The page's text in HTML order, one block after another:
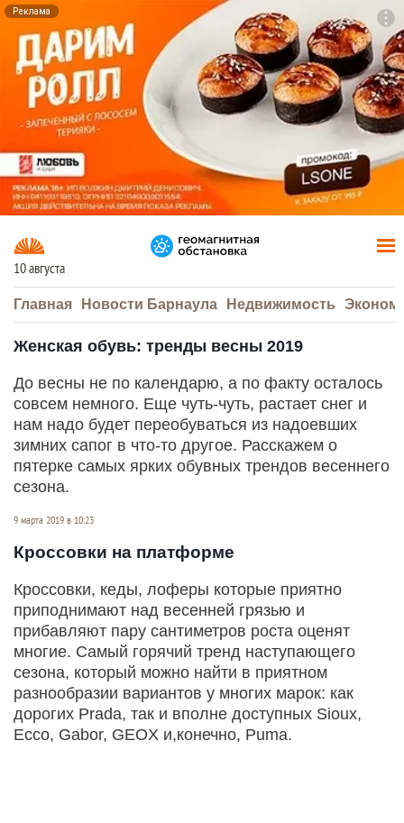
Реклама
10 августа
Главная Новости Барнаула Недвижимость
Женская обувь: тренды весны 2019
До весны не по календарю, а по факту осталось
совсем немного. Еще чуть-чуть, растает снег и
нам надо будет переобуваться из надоевших
зимних сапог в что-то другое. Расскажем о
пятерке самых ярких обувных трендов весеннего
сезона.
9 марта 2019 в 10:23
Кроссовки на платформе
Кроссовки, кеды, лоферы которые приятно
приподнимают над весенней грязью и
прибавляют пару сантиметров роста оценят
многие. Самый горячий тренд наступающего
сезона, который можно найти в приятном
разнообразии вариантов у многих марок: как
дорогих Prada, так и вполне доступных Sioux,
Ессо, Gabоr, GEOX и,конечно, Puma.